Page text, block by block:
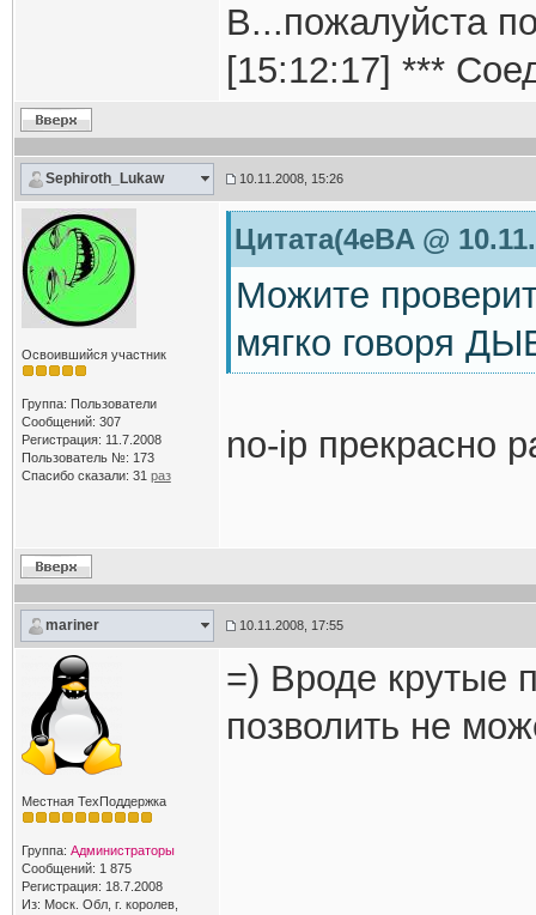
B...пожалуйста
[15:12:17] ***
Sephiroth_Lukaw 10.11.2008, 15:26
Освоившийся участник
Группа: Пользователи
Сообщений: 307
Регистрация: 11.7.2008
Пользователь №: 173
Спасибо сказали: 31 раз
Цитата(4eBA @
Можите
мягко говоря
no-ip прекрасно
mariner 10.11.2008, 17:55
Местная ТехПоддержка
Группа: Администраторы
Сообщений: 1 875
Регистрация: 18.7.2008
Из: Моск. Обл, г. королев,
=) Вроде крутые
позволить не